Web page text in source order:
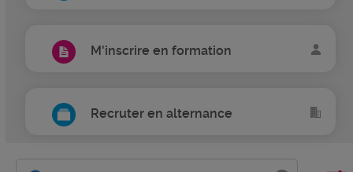
M'inscrire en formation
Recruter en alternance